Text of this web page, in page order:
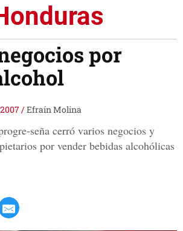
por
/Efraín Molina
seña cerró varios negocios y
por vender bebidas alcohólicas